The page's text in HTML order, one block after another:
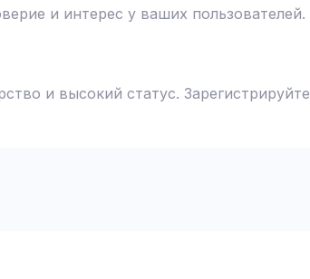
и интерес у ваших пользователей.
и высокий статус. Зарегистрируйте